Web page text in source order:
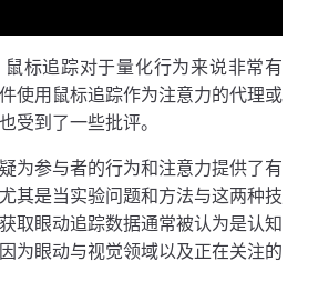
标追踪对于量化行为来说非常有
使用鼠标追踪作为注意力的代理或
受到了一些批评。
为参与者的行为和注意力提供了有
其是当实验问题和方法与这两种技
取眼动追踪数据通常被认为是认知
为眼动与视觉领域以及正在关注的